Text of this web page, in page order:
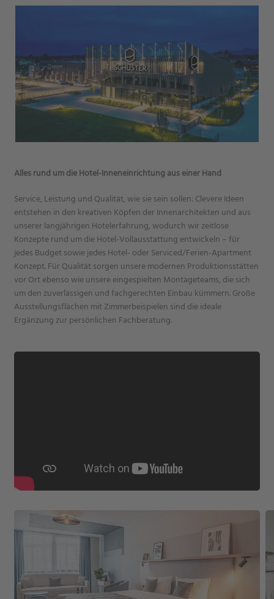
Alles rund um die Hotel-Inneneinrichtung aus einer Hand
Service, Leistung und Qualität, wie sie sein sollen: Clevere Ideen
entstehen in den kreativen Köpfen der Innenarchitekten und aus
unserer langjährigen Hotelerfahrung, wodurch wir zeitlose
Konzepte rund um die Hotel-Vollausstattung entwickeln – für
jedes Budget sowie jedes Hotel- oder Serviced/Ferien-Apartment
Konzept. Für Qualität sorgen unsere modernen Produktionsstätten
vor Ort ebenso wie unsere eingespielten Montageteams, die sich
um den zuverlässigen und fachgerechten Einbau kümmern. Große
Ausstellungsflächen mit Zimmerbeispielen sind die ideale
Ergänzung zur persönlichen Fachberatung.